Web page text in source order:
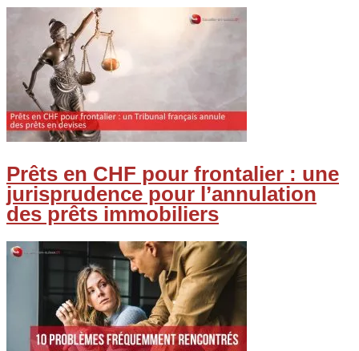
Prêts en CHF pour frontalier : une
jurisprudence pour l’annulation
des prêts immobiliers